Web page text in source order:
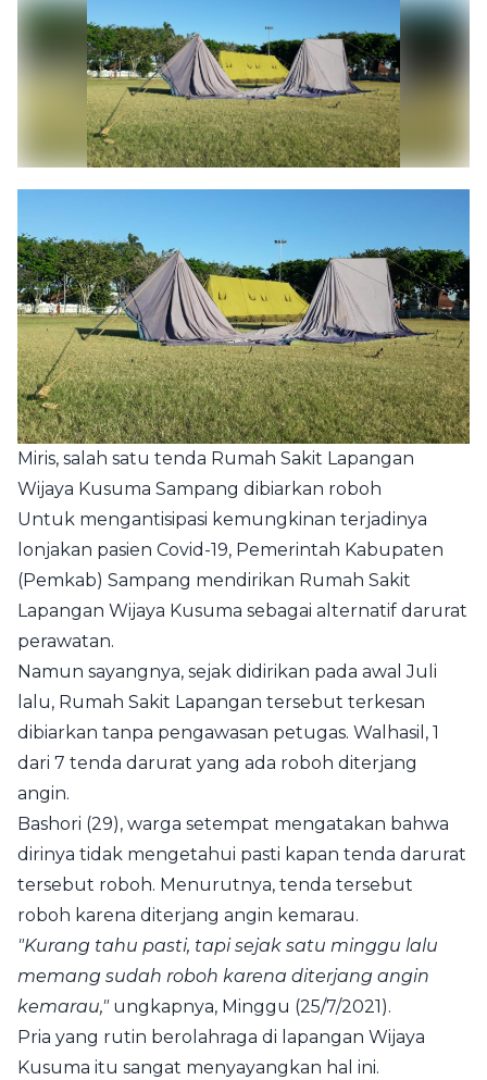
Miris, salah satu tenda Rumah Sakit Lapangan
Wijaya Kusuma Sampang dibiarkan roboh
Untuk mengantisipasi kemungkinan terjadinya
lonjakan pasien Covid-19, Pemerintah Kabupaten
(Pemkab) Sampang mendirikan Rumah Sakit
Lapangan Wijaya Kusuma sebagai alternatif darurat
perawatan.
Namun sayangnya, sejak didirikan pada awal Juli
lalu, Rumah Sakit Lapangan tersebut terkesan
dibiarkan tanpa pengawasan petugas. Walhasil, 1
dari 7 tenda darurat yang ada roboh diterjang
angin.
Bashori (29), warga setempat mengatakan bahwa
dirinya tidak mengetahui pasti kapan tenda darurat
tersebut roboh. Menurutnya, tenda tersebut
roboh karena diterjang angin kemarau.
"Kurang tahu pasti, tapi sejak satu minggu lalu
memang sudah roboh karena diterjang angin
kemarau," ungkapnya, Minggu (25/7/2021).
Pria yang rutin berolahraga di lapangan Wijaya
Kusuma itu sangat menyayangkan hal ini.